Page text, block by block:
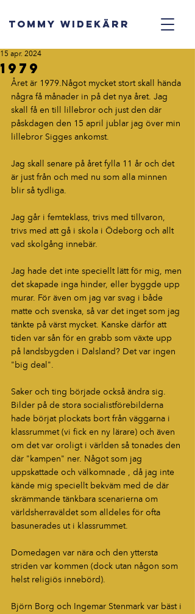
TOMMY WIDEKÄRR
1979
15 apr. 2024
Året är 1979.Något mycket stort skall hända
några få månader in på det nya året. Jag
skall få en till lillebror och just den där
påskdagen den 15 april jublar jag över min
lillebror Sigges ankomst.
Jag skall senare på året fylla 11 år och det
är just från och med nu som alla minnen
blir så tydliga.
Jag går i femteklass, trivs med tillvaron,
trivs med att gå i skola i Ödeborg och allt
vad skolgång innebär.
Jag hade det inte speciellt lätt för mig, men
det skapade inga hinder, eller byggde upp
murar. För även om jag var svag i både
matte och svenska, så var det inget som jag
tänkte på värst mycket. Kanske därför att
tiden var sån för en grabb som växte upp
på landsbygden i Dalsland? Det var ingen
"big deal".
Saker och ting började också ändra sig.
Bilder på de stora socialistförebilderna
hade börjat plockats bort från väggarna i
klassrummet (vi fick en ny lärare) och även
om det var oroligt i världen så tonades den
där "kampen" ner. Något som jag
uppskattade och välkomnade , då jag inte
kände mig speciellt bekväm med de där
skrämmande tänkbara scenarierna om
världsherraväldet som alldeles för ofta
basunerades ut i klassrummet.
Domedagen var nära och den yttersta
striden var kommen (dock utan någon som
helst religiös innebörd).
Björn Borg och Ingemar Stenmark var bäst i